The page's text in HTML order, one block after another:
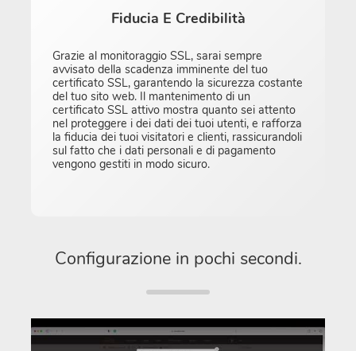
Fiducia E Credibilità
Grazie al monitoraggio SSL, sarai sempre
avvisato della scadenza imminente del tuo
certificato SSL, garantendo la sicurezza costante
del tuo sito web. Il mantenimento di un
certificato SSL attivo mostra quanto sei attento
nel proteggere i dei dati dei tuoi utenti, e rafforza
la fiducia dei tuoi visitatori e clienti, rassicurandoli
sul fatto che i dati personali e di pagamento
vengono gestiti in modo sicuro.
Configurazione in pochi secondi.